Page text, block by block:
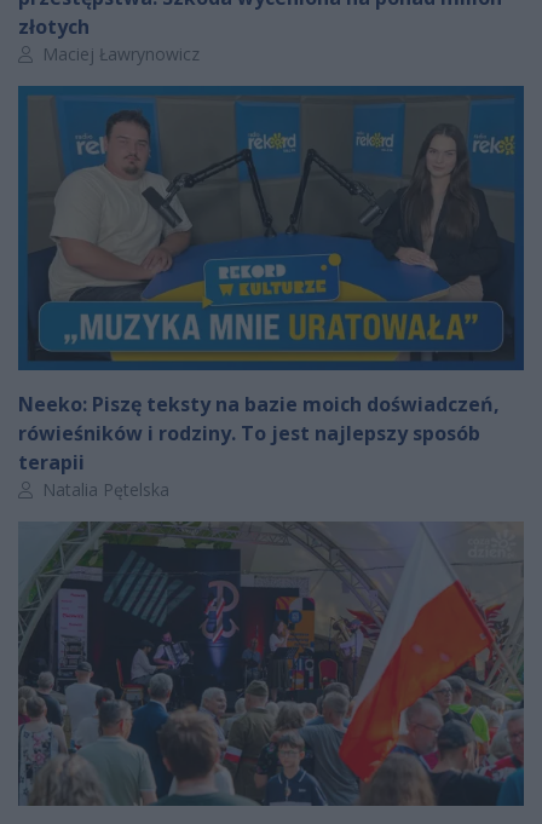
złotych
Autor artykułu:
Maciej Ławrynowicz
Neeko: Piszę teksty na bazie moich doświadczeń,
rówieśników i rodziny. To jest najlepszy sposób
terapii
Autor artykułu:
Natalia Pętelska